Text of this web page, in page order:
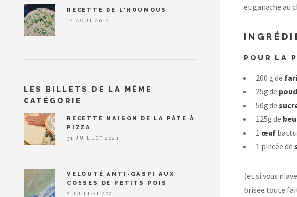
et ganache au
POUR LA
200 g de
25g de
50g de
125g de
1 œuf battu
1 pincée de
(et si vous
brisée toute
RECETTE DE L'HOUMOUS
16 AOÛT 2016
LES BILLETS DE LA MÊME
CATÉGORIE
RECETTE MAISON DE LA PÂTE À
PIZZA
31 JUILLET 2021
VELOUTÉ ANTI-GASPI AUX
COSSES DE PETITS POIS
2 JUILLET 2021